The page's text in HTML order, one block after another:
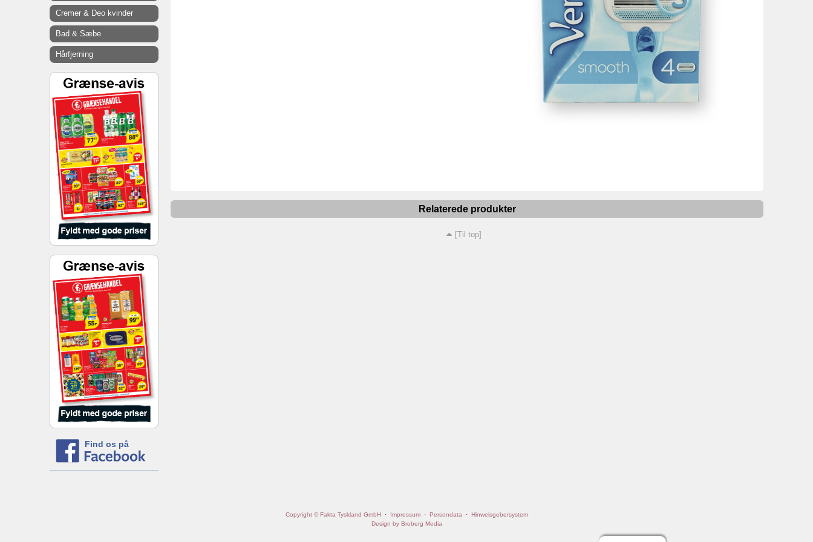
Relaterede produkter
[Til top]
Cremer & Deo kvinder
Bad & Sæbe
Hårfjerning
Find os på
Copyright © Fakta Tyskland GmbH· Impressum· Persondata · Hinweisgebersystem
Design by Broberg Media